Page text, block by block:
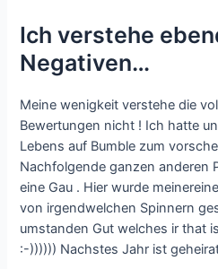
Ich verstehe
Negativen…
Meine wenigkeit verstehe die
Bewertungen nicht ! Ich hatte
Lebens auf Bumble zum
Nachfolgende ganzen anderen
eine Gau . Hier wurde
von irgendwelchen Spinnern
umstanden Gut welches ir that
:-)))))) Nachstes Jahr ist